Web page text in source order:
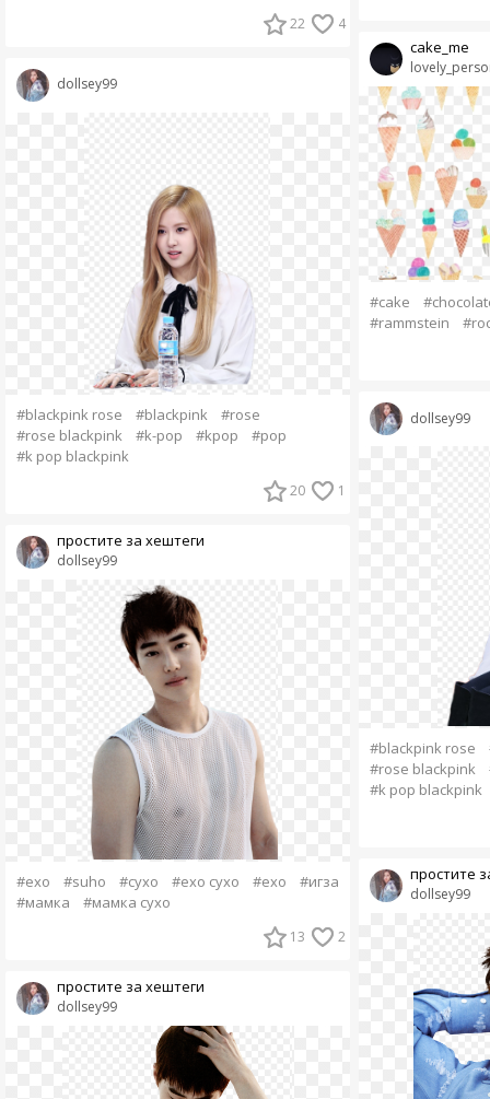
22 4
dollsey99
#blackpink rose #blackpink
#rose
#rose blackpink
#k-pop #kpop
#pop
#k pop blackpink
20 1
dollsey99
простите за хештеги
#exo #suho #сухо #exo сухо #ехо
#игза
#мамка
#мамка сухо
13 2
dollsey99
простите за хештеги
cake_me
#cake
#rammstein
dollsey99
#blackpink rose
#rose blackpink
#k pop blackpink
dollsey99
простите